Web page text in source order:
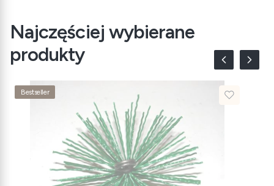
Najczęściej wybierane
produkty
Bestseller